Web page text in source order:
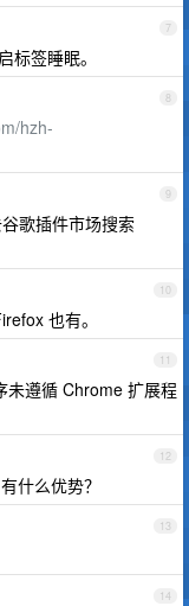
7
标签睡眠。
8
hzh-
9
歌插件市场搜索
10
也有。
11
未遵循 Chrome 扩展程
12
什么优势？
13
14